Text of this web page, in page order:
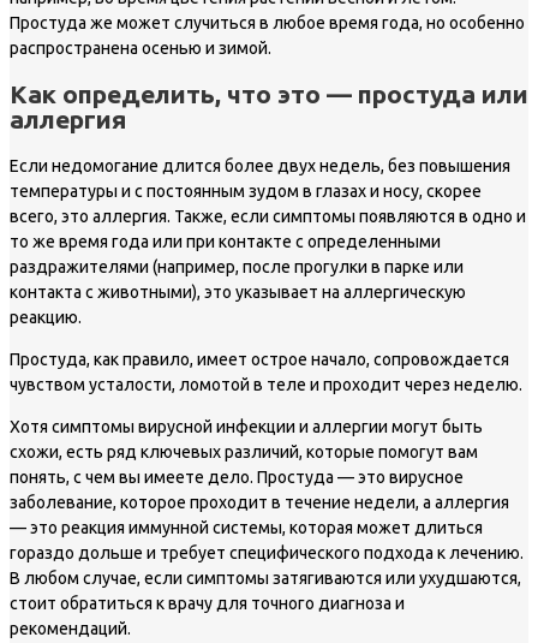
Простуда же может случиться в любое время года, но особенно
распространена осенью и зимой.
Как определить, что это — простуда или
аллергия
Если недомогание длится более двух недель, без повышения
температуры и с постоянным зудом в глазах и носу, скорее
всего, это аллергия. Также, если симптомы появляются в одно и
то же время года или при контакте с определенными
раздражителями (например, после прогулки в парке или
контакта с животными), это указывает на аллергическую
реакцию.
Простуда, как правило, имеет острое начало, сопровождается
чувством усталости, ломотой в теле и проходит через неделю.
Хотя симптомы вирусной инфекции и аллергии могут быть
схожи, есть ряд ключевых различий, которые помогут вам
понять, с чем вы имеете дело. Простуда — это вирусное
заболевание, которое проходит в течение недели, а аллергия
— это реакция иммунной системы, которая может длиться
гораздо дольше и требует специфического подхода к лечению.
В любом случае, если симптомы затягиваются или ухудшаются,
стоит обратиться к врачу для точного диагноза и
рекомендаций.